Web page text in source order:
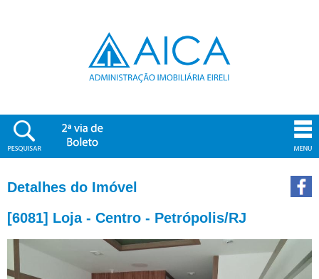
Detalhes do Imóvel
[6081] Loja - Centro - Petrópolis/RJ